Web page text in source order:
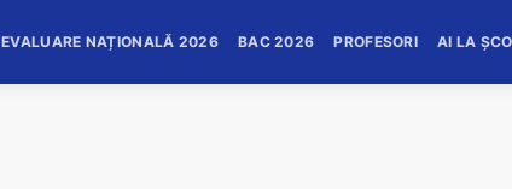
EVALUARE NAȚIONALĂ 2026 BAC 2026 PROFESORI AI LA